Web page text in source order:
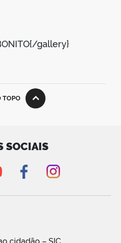
gallery}
TOPO
SOCIAIS